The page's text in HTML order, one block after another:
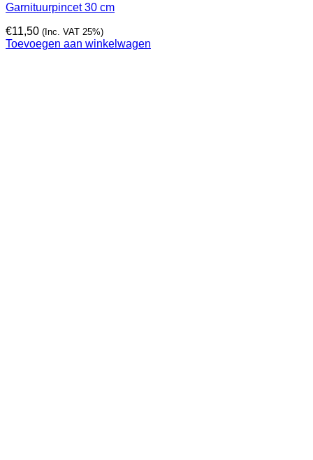
Garnituurpincet 30 cm
€11,50 (Inc. VAT 25%)
Toevoegen aan winkelwagen